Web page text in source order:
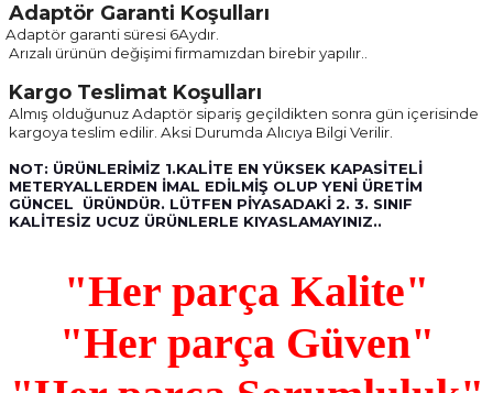
Adaptör Garanti Koşulları
Adaptör garanti süresi 6Aydır.
Arızalı ürünün değişimi firmamızdan birebir yapılır..
Kargo Teslimat Koşulları
Almış olduğunuz Adaptör sipariş geçildikten sonra gün içerisinde
kargoya teslim edilir. Aksi Durumda Alıcıya Bilgi Verilir.
NOT: ÜRÜNLERİMİZ 1.KALİTE EN YÜKSEK KAPASİTELİ
METERYALLERDEN İMAL EDİLMİŞ OLUP YENİ ÜRETİM
GÜNCEL ÜRÜNDÜR. LÜTFEN PİYASADAKİ 2. 3. SINIF
KALİTESİZ UCUZ ÜRÜNLERLE KIYASLAMAYINIZ..
"Her parça Kalite"
"Her parça Güven"